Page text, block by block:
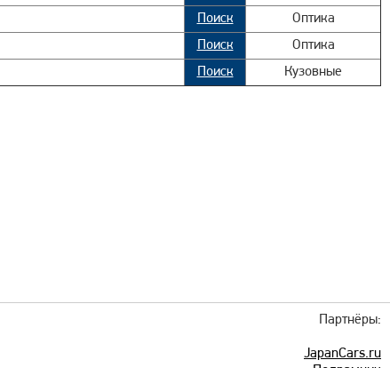
Поиск
Оптика
Поиск
Оптика
Поиск Кузовные
Партнёры:
JapanCars.ru